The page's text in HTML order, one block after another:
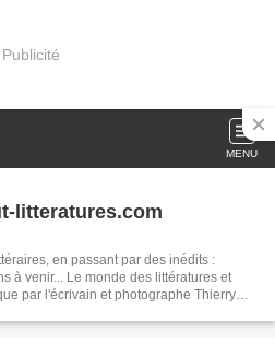
Publicité
MENU
litteratures.com
en passant par des inédits :
à venir... Le monde des littératures et
par l'écrivain et photographe Thierry